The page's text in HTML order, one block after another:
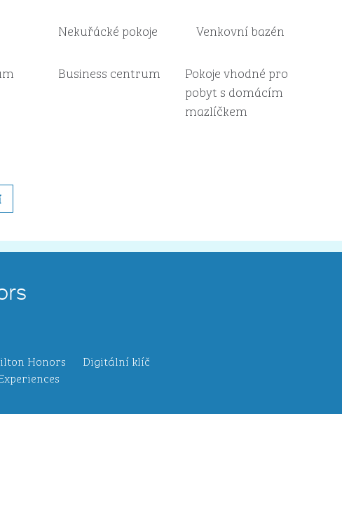
Nekuřácké pokoje Venkovní bazén
Business centrum
Pokoje vhodné pro
pobyt s domácím
mazlíčkem
Honors
Digitální klíč